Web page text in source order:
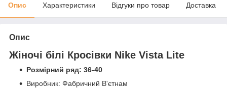
Опис Характеристики Відгуки про товар Доставка
Опис
Жіночі білі Кросівки Nike Vista Lite
Розмірний ряд: 36-40
Виробник: Фабричний В'єтнам